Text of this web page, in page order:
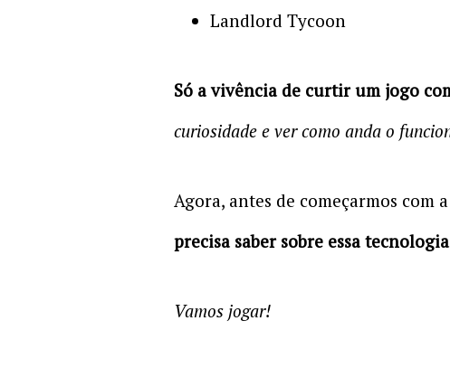
Landlord Tycoon
Só a vivência de curtir um jogo
curiosidade e ver como anda o
Agora, antes de começarmos com
precisa saber sobre essa
Vamos jogar!